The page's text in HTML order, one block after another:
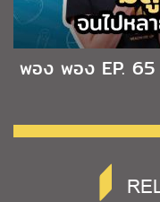
พอง พอง EP.